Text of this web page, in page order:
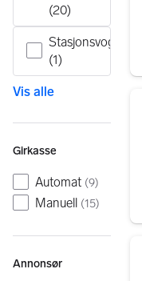
(20)
Stasjonsvogn
(1)
Vis alle
Girkasse
Automat (9)
Manuell (15)
Annonsør